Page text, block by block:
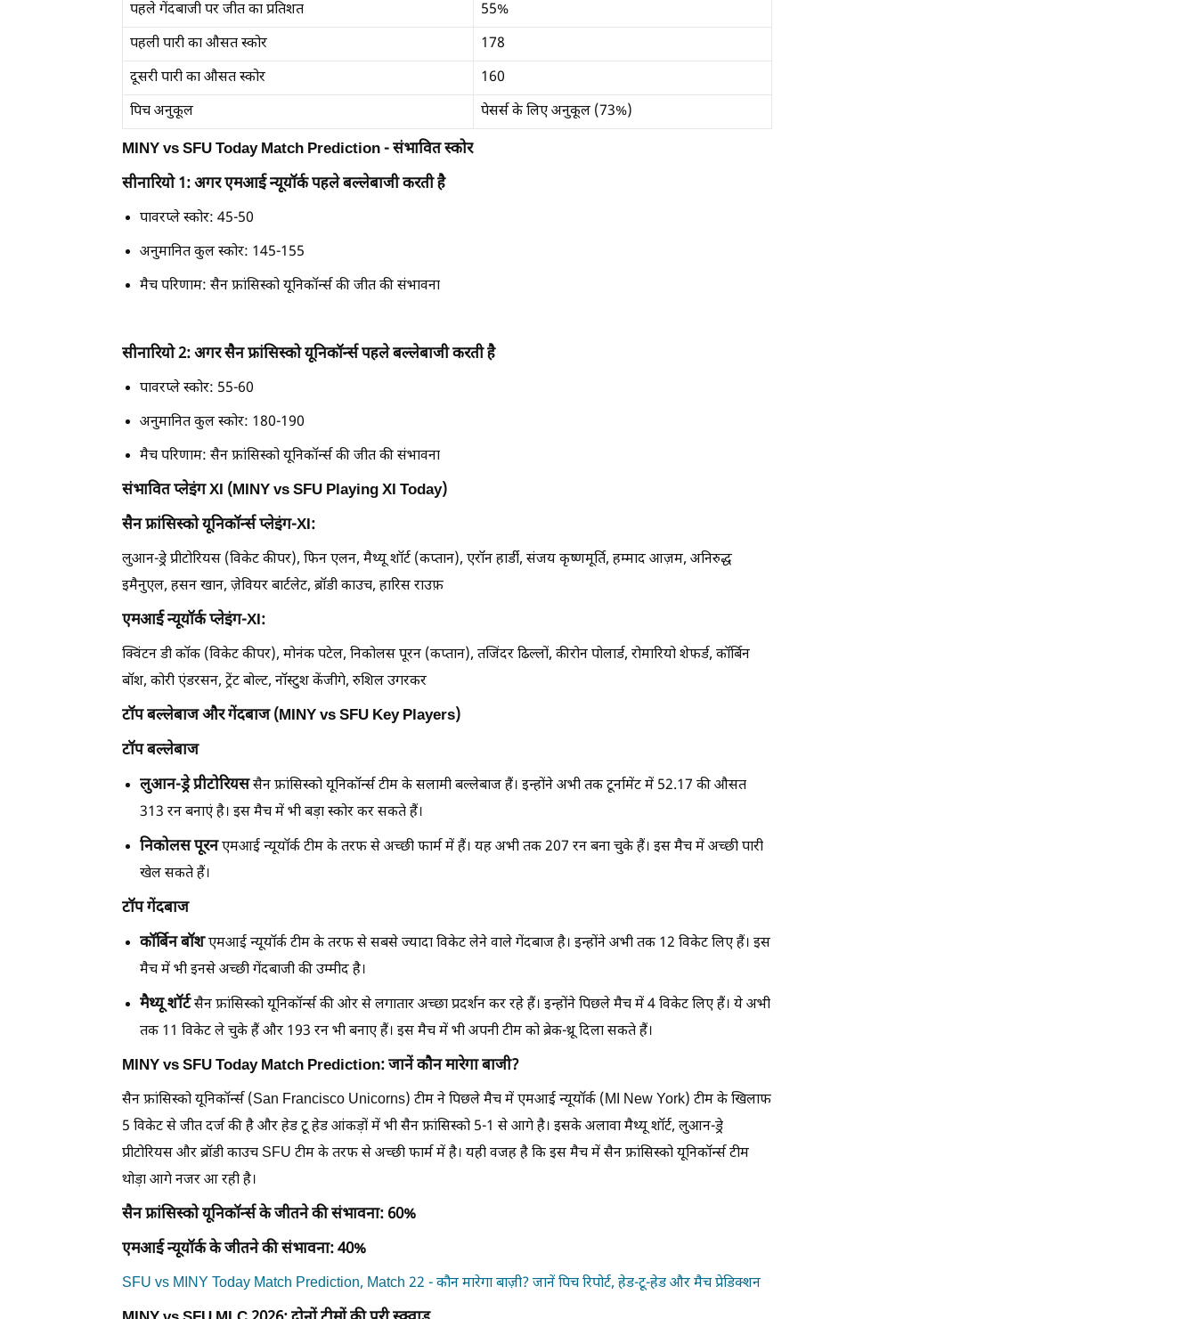
पहले गेंदबाजी पर जीत का प्रतिशत
55%
पहली पारी का औसत स्कोर
178
दूसरी पारी का औसत स्कोर
160
पिच अनुकूल
पेसर्स के लिए अनुकूल (73%)
MINY vs SFU Today Match Prediction - संभावित स्कोर
सीनारियो 1: अगर एमआई न्यूयॉर्क पहले बल्लेबाजी करती है
पावरप्ले स्कोर: 45-50
अनुमानित कुल स्कोर: 145-155
मैच परिणाम: सैन फ्रांसिस्को यूनिकॉर्न्स की जीत की संभावना
सीनारियो 2: अगर सैन फ्रांसिस्को यूनिकॉर्न्स पहले बल्लेबाजी करती है
पावरप्ले स्कोर: 55-60
अनुमानित कुल स्कोर: 180-190
मैच परिणाम: सैन फ्रांसिस्को यूनिकॉर्न्स की जीत की संभावना
संभावित प्लेइंग XI (MINY vs SFU Playing XI Today)
सैन फ्रांसिस्को यूनिकॉर्न्स प्लेइंग-XI:
लुआन-ड्रे प्रीटोरियस (विकेट कीपर), फिन एलन, मैथ्यू शॉर्ट (कप्तान), एरॉन हार्डी, संजय कृष्णमूर्ति, हम्माद आज़म, अनिरुद्ध
इमैनुएल, हसन खान, ज़ेवियर बार्टलेट, ब्रॉडी काउच, हारिस राउफ़
एमआई न्यूयॉर्क प्लेइंग-XI:
क्विंटन डी कॉक (विकेट कीपर), मोनंक पटेल, निकोलस पूरन (कप्तान), तजिंदर ढिल्लों, कीरोन पोलार्ड, रोमारियो शेफर्ड, कॉर्बिन
बॉश, कोरी एंडरसन, ट्रेंट बोल्ट, नॉस्टुश केंजीगे, रुशिल उगरकर
टॉप बल्लेबाज और गेंदबाज (MINY vs SFU Key Players)
टॉप बल्लेबाज
लुआन-ड्रे प्रीटोरियससैन फ्रांसिस्को यूनिकॉर्न्स टीम के सलामी बल्लेबाज हैं। इन्होंने अभी तक टूर्नामेंट में 52.17 की औसत
313 रन बनाएं है। इस मैच में भी बड़ा स्कोर कर सकते हैं।
निकोलस पूरनएमआई न्यूयॉर्क टीम के तरफ से अच्छी फार्म में हैं। यह अभी तक 207 रन बना चुके हैं। इस मैच में अच्छी पारी
खेल सकते हैं।
टॉप गेंदबाज
कॉर्बिन बॉशएमआई न्यूयॉर्क टीम के तरफ से सबसे ज्यादा विकेट लेने वाले गेंदबाज है। इन्होंने अभी तक 12 विकेट लिए हैं। इस
मैच में भी इनसे अच्छी गेंदबाजी की उम्मीद है।
मैथ्यू शॉर्टसैन फ्रांसिस्को यूनिकॉर्न्स की ओर से लगातार अच्छा प्रदर्शन कर रहे हैं। इन्होंने पिछले मैच में 4 विकेट लिए हैं। ये अभी
तक 11 विकेट ले चुके हैं और 193 रन भी बनाए हैं। इस मैच में भी अपनी टीम को ब्रेक-थ्रू दिला सकते हैं।
MINY vs SFU Today Match Prediction: जानें कौन मारेगा बाजी?
सैन फ्रांसिस्को यूनिकॉर्न्स (San Francisco Unicorns) टीम ने पिछले मैच में एमआई न्यूयॉर्क (MI New York) टीम के खिलाफ
5 विकेट से जीत दर्ज की है और हेड टू हेड आंकड़ों में भी सैन फ्रांसिस्को 5-1 से आगे है। इसके अलावा मैथ्यू शॉर्ट, लुआन-ड्रे
प्रीटोरियस और ब्रॉडी काउच SFU टीम के तरफ से अच्छी फार्म में है। यही वजह है कि इस मैच में सैन फ्रांसिस्को यूनिकॉर्न्स टीम
थोड़ा आगे नजर आ रही है।
सैन फ्रांसिस्को यूनिकॉर्न्स के जीतने की संभावना: 60%
एमआई न्यूयॉर्क के जीतने की संभावना: 40%
SFU vs MINY Today Match Prediction, Match 22 - कौन मारेगा बाज़ी? जानें पिच रिपोर्ट, हेड-टू-हेड और मैच प्रेडिक्शन